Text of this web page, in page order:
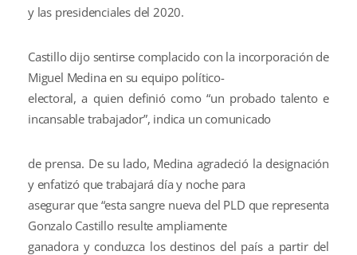
y las presidenciales del 2020.
Castillo dijo sentirse complacido con la incorporación de
Miguel Medina en su equipo político-
electoral, a quien definió como “un probado talento e
incansable trabajador”, indica un comunicado
de prensa. De su lado, Medina agradeció la designación
y enfatizó que trabajará día y noche para
asegurar que “esta sangre nueva del PLD que representa
Gonzalo Castillo resulte ampliamente
ganadora y conduzca los destinos del país a partir del